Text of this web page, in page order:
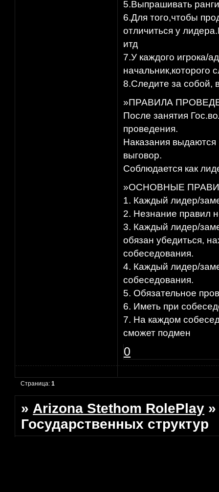
5.Выпрашивать
6.Для того,чтобы
отличиться у
итд​
7.У каждого игрока/
начальник,которого
8.Следите за собой,
»ПРАВИЛА
После занятия
проведения.
Наказания
выговор.
Соблюдается как
»ОСНОВНЫЕ
1. Каждый лидер/
2. Незнание правил
3. Каждый лидер/
обязан убедиться,
собеседования.
4. Каждый лидер/
собеседования.
5. Обязательное
6. Иметь при
7. На каждом
сможет подмен
0
Страница:1
» Arizona Stethom RolePlay
Государственных структур